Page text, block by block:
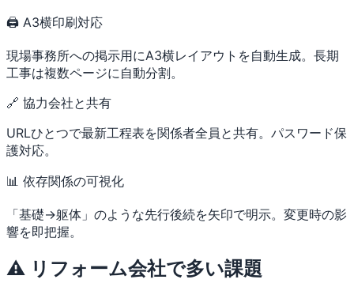
🖨 A3横印刷対応
現場事務所への掲示用にA3横レイアウトを自動生成。長期
工事は複数ページに自動分割。
🔗 協力会社と共有
URLひとつで最新工程表を関係者全員と共有。パスワード保
護対応。
📊 依存関係の可視化
「基礎→躯体」のような先行後続を矢印で明示。変更時の影
響を即把握。
⚠️ リフォーム会社で多い課題